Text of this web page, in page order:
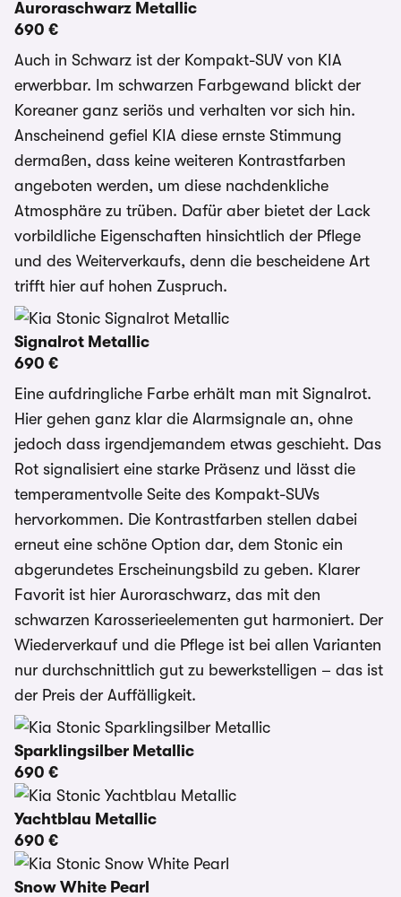
Auroraschwarz Metallic
690 €
Auch in Schwarz ist der Kompakt-SUV von KIA
erwerbbar. Im schwarzen Farbgewand blickt der
Koreaner ganz seriös und verhalten vor sich hin.
Anscheinend gefiel KIA diese ernste Stimmung
dermaßen, dass keine weiteren Kontrastfarben
angeboten werden, um diese nachdenkliche
Atmosphäre zu trüben. Dafür aber bietet der Lack
vorbildliche Eigenschaften hinsichtlich der Pflege
und des Weiterverkaufs, denn die bescheidene Art
trifft hier auf hohen Zuspruch.
Signalrot Metallic
690 €
Eine aufdringliche Farbe erhält man mit Signalrot.
Hier gehen ganz klar die Alarmsignale an, ohne
jedoch dass irgendjemandem etwas geschieht. Das
Rot signalisiert eine starke Präsenz und lässt die
temperamentvolle Seite des Kompakt-SUVs
hervorkommen. Die Kontrastfarben stellen dabei
erneut eine schöne Option dar, dem Stonic ein
abgerundetes Erscheinungsbild zu geben. Klarer
Favorit ist hier Auroraschwarz, das mit den
schwarzen Karosserieelementen gut harmoniert. Der
Wiederverkauf und die Pflege ist bei allen Varianten
nur durchschnittlich gut zu bewerkstelligen – das ist
der Preis der Auffälligkeit.
Sparklingsilber Metallic
690 €
Yachtblau Metallic
690 €
Snow White Pearl